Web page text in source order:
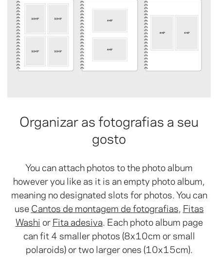
Organizar as fotografias a seu
gosto
You can attach photos to the photo album
however you like as it is an empty photo album,
meaning no designated slots for photos. You can
useCantos de montagem de fotografias Fitas
Washi orFita adesiva . Each photo album page
can fit 4 smaller photos (8x10cm or small
polaroids) or two larger ones (10x15cm).